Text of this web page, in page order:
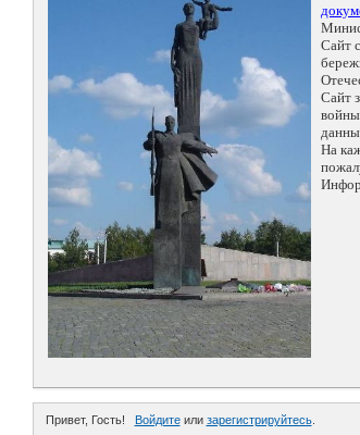
Сайт
Сайт
На
Привет, Гость! Войдитеили зарегистрируйтесь.